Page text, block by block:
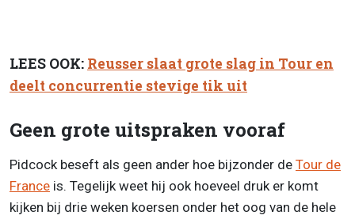
LEES OOK: Reusser slaat grote slag in Tour en
deelt concurrentie stevige tik uit
Geen grote uitspraken vooraf
Pidcock beseft als geen ander hoe bijzonder de Tour de
France is. Tegelijk weet hij ook hoeveel druk er komt
kijken bij drie weken koersen onder het oog van de hele